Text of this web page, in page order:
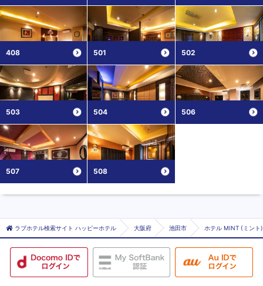
408 501 502
503 504 506
507 508
ラブホテル検索サイト ハッピーホテル 大阪府 池田市 ホテル MINT (ミント)